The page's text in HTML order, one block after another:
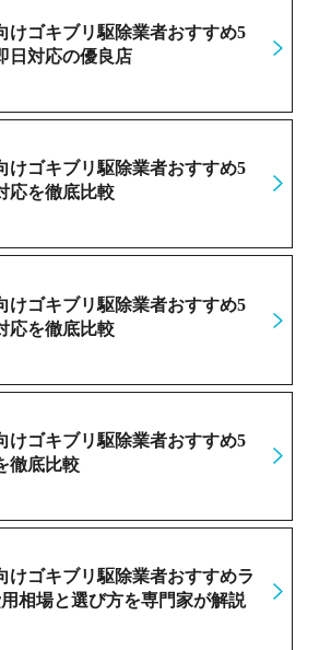
けゴキブリ駆除業者おすすめ5
日対応の優良店
けゴキブリ駆除業者おすすめ5
応を徹底比較
けゴキブリ駆除業者おすすめ5
応を徹底比較
けゴキブリ駆除業者おすすめ5
徹底比較
けゴキブリ駆除業者おすすめラ
相場と選び方を専門家が解説